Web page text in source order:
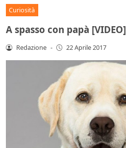
Curiosità
A spasso con papà [VIDEO]
Redazione - 22 Aprile 2017